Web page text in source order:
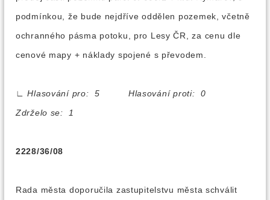
podmínkou, že bude nejdříve oddělen pozemek, včetně
ochranného pásma potoku, pro Lesy ČR, za cenu dle
cenové mapy + náklady spojené s převodem.
∟
Hlasování pro: 5 Hlasování proti: 0
Zdrželo se: 1
2228/36/08
Rada města doporučila zastupitelstvu města schválit